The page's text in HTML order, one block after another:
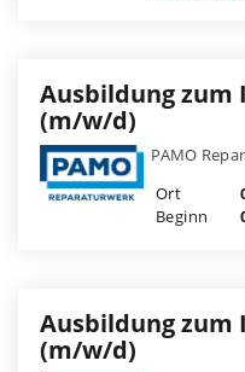
Ausbildung
(m/w/d)
PAMO
Ort
Beginn
Ausbildung
(m/w/d)